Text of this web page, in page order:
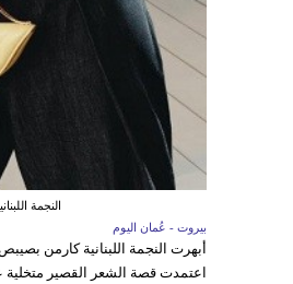
النجمة
بيروت - عُمان اليوم
أبهرت النجمة اللبنانية كارمن
اعتمدت قصة الشعر القصير متخلية